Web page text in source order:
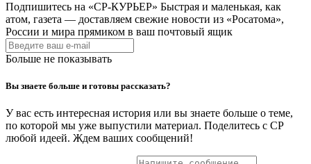
Подпишитесь на «СР-КУРЬЕР» Быстрая и маленькая, как
атом, газета — доставляем свежие новости из «Росатома»,
России и мира прямиком в ваш почтовый ящик
Больше не показывать
Вы знаете больше и готовы рассказать?
У вас есть интересная история или вы знаете больше о теме,
по которой мы уже выпустили материал. Поделитесь с СР
любой идеей. Ждем ваших сообщений!